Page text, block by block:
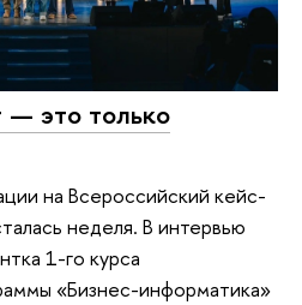
— это только
на Всероссийский кейс-
неделя. В интервью
1-го курса
«Бизнес-информатика»